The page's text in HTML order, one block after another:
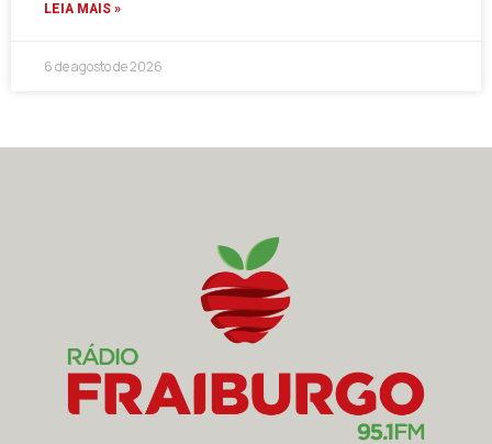
LEIA MAIS »
6 de agosto de 2026